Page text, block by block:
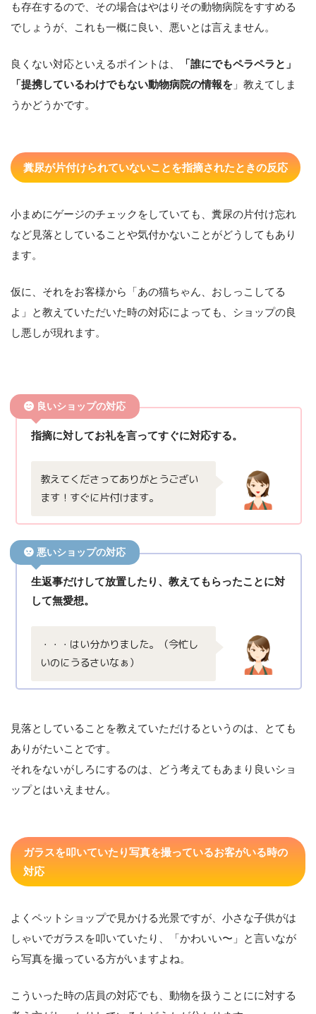
も存在するので、その場合はやはりその動物病院をすすめる
でしょうが、これも一概に良い、悪いとは言えません。
良くない対応といえるポイントは、
「誰にでもペラペラと」
「提携しているわけでもない動物病院の情報を 」教えてしま
うかどうかです。
糞尿が片付けられていないことを指摘されたときの反応
小まめにゲージのチェックをしていても、糞尿の片付け忘れ
など見落としていることや気付かないことがどうしてもあり
ます。
仮に、それをお客様から「あの猫ちゃん、おしっこしてる
よ」と教えていただいた時の対応によっても、ショップの良
し悪しが現れます。
良いショップの対応
指摘に対してお礼を言ってすぐに対応する。
教えてくださってありがとうござい
ます！すぐに片付けます。
悪いショップの対応
生返事だけして放置したり、教えてもらったことに対
して無愛想。
・・・はい分かりました。（今忙し
いのにうるさいなぁ）
見落としていることを教えていただけるというのは、とても
ありがたいことです。
それをないがしろにするのは、どう考えてもあまり良いショ
ップとはいえません。
ガラスを叩いていたり写真を撮っているお客がいる時の
対応
よくペットショップで見かける光景ですが、小さな子供がは
しゃいでガラスを叩いていたり、「かわいい〜」と言いなが
ら写真を撮っている方がいますよね。
こういった時の店員の対応でも、動物を扱うことにに対する